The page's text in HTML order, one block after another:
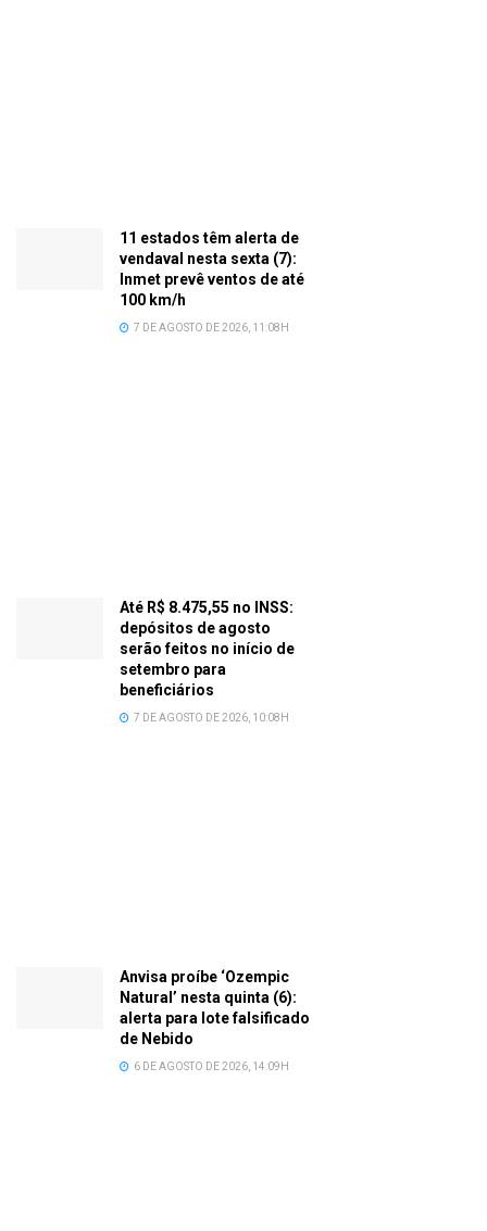
11 estados têm alerta de
vendaval nesta sexta (7):
Inmet prevê ventos de até
100 km/h
7 DE AGOSTO DE 2026, 11:08H
Até R$ 8.475,55 no INSS:
depósitos de agosto
serão feitos no início de
setembro para
beneficiários
7 DE AGOSTO DE 2026, 10:08H
Anvisa proíbe ‘Ozempic
Natural’ nesta quinta (6):
alerta para lote falsificado
de Nebido
6 DE AGOSTO DE 2026, 14:09H